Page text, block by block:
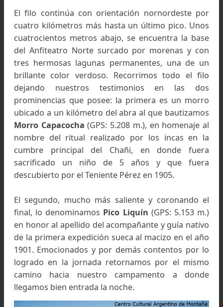
aunque algo más fragmentada que las
paredes del macizo. Considero que tiene
probabilidades de escalada, sobre todo por
arista sobre el costado izquierdo de una
erosión circular llena de material suelto. Sin
la pared sufre la constante caída de piedras
las partes más altas, evidenciado por los conos
deyección ubicados en el fondo del valle. Esta
la denominamos Nido de Cóndores, ya
numerosas de estas aves aprovechan las grietas
la pared para reproducirse.
Gral. Belgrano, vista desde el Chañi Chico. Foto:
Wayar